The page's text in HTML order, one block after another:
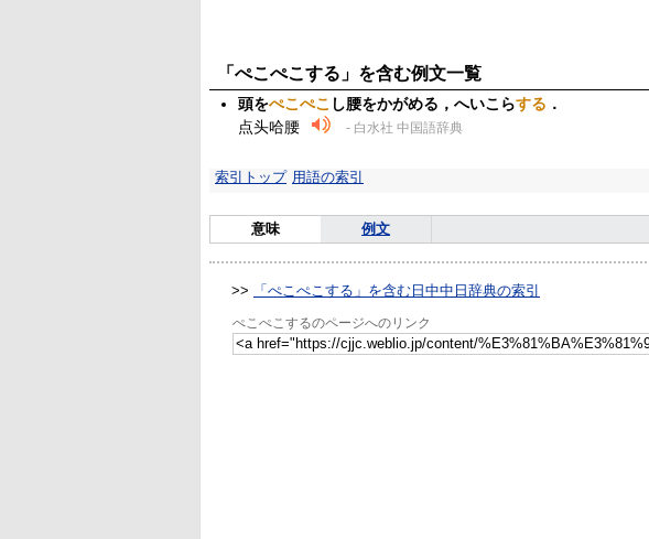
「ぺこぺこする」を含む例文一覧
頭をぺこぺこ し腰をかがめる，へいこらする ．
点头哈腰
- 白水社 中国語辞典
索引トップ 用語の索引
意味 例文
>> 「ぺこぺこする」を含む日中中日辞典の索引
ぺこぺこするのページへのリンク